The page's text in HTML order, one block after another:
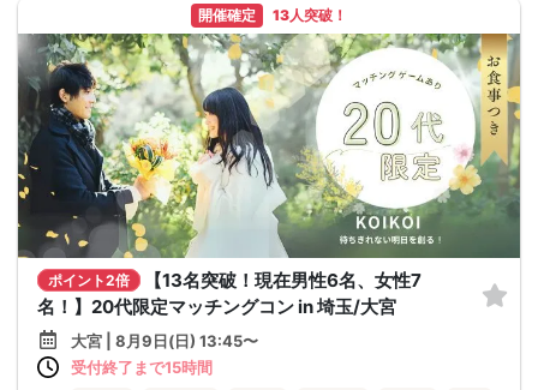
開催確定 13人突破！
ポイント2倍
【13名突破！現在男性6名、女性7
名！】20代限定マッチングコン in 埼玉/大宮
大宮 | 8月9日(日) 13:45〜
受付終了まで15時間